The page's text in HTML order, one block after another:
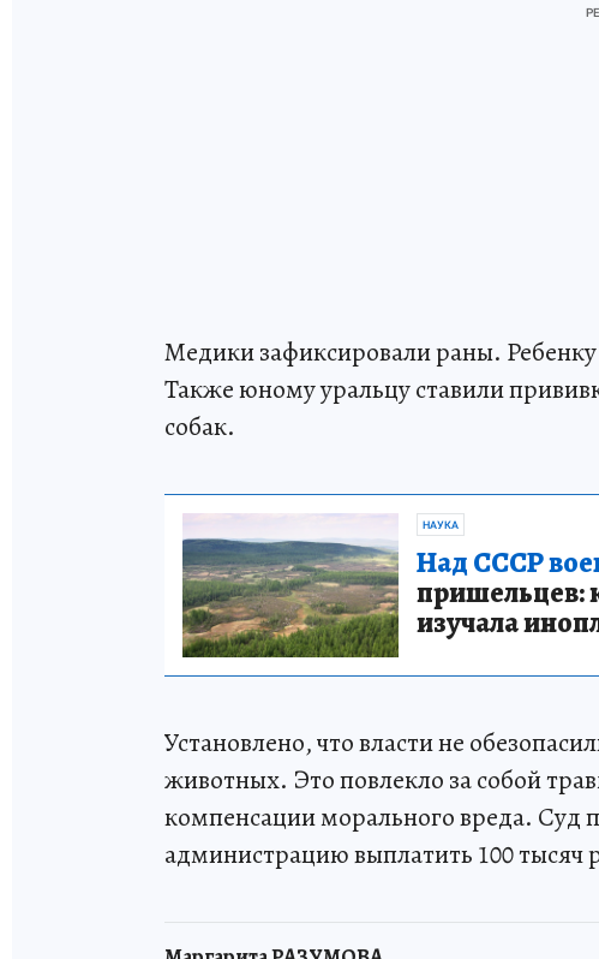
Медики зафиксировали раны. Ребенку
Также юному уральцу ставили
собак.
НАУКА
Над СССР
пришельцев:
изучала
Установлено, что власти не
животных. Это повлекло за собой
компенсации морального вреда. Суд
администрацию выплатить 100 тысяч